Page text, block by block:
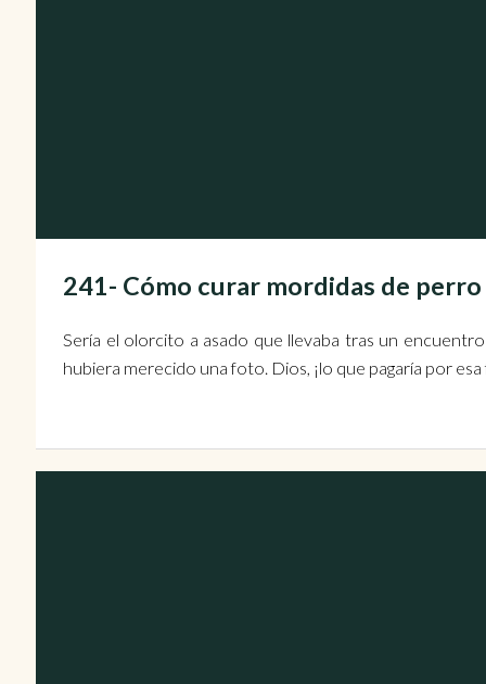
241- Cómo curar mordidas de perro
Sería el olorcito a asado que llevaba tras un
hubiera merecido una foto. Dios, ¡lo que pagaría por